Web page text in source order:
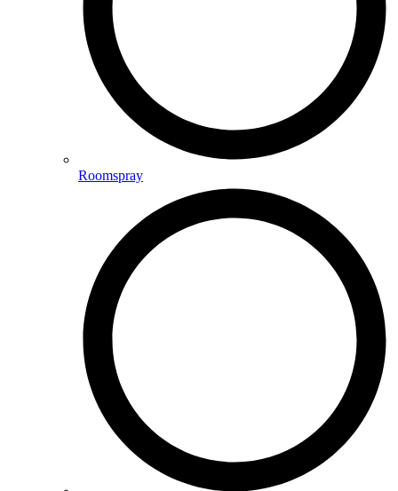
Roomspray